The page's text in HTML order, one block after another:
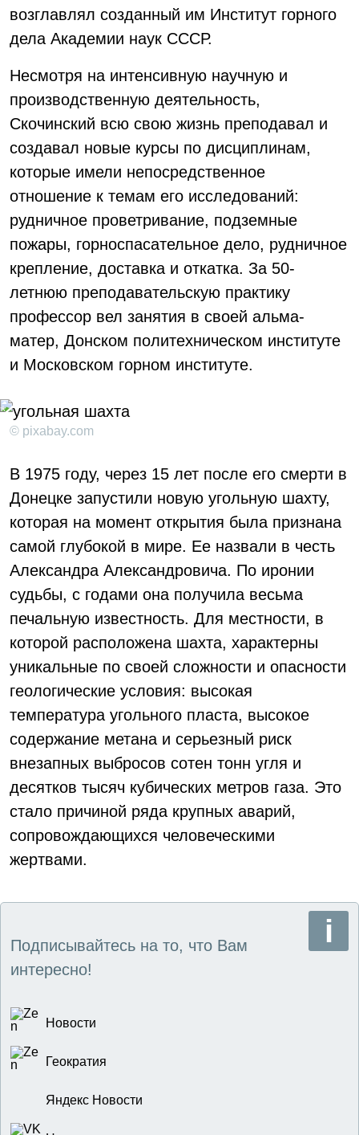
возглавлял созданный им Институт горного
дела Академии наук СССР.
Несмотря на интенсивную научную и
производственную деятельность,
Скочинский всю свою жизнь преподавал и
создавал новые курсы по дисциплинам,
которые имели непосредственное
отношение к темам его исследований:
рудничное проветривание, подземные
пожары, горноспасательное дело, рудничное
крепление, доставка и откатка. За 50-
летнюю преподавательскую практику
профессор вел занятия в своей альма-
матер, Донском политехническом институте
и Московском горном институте.
© pixabay.com
В 1975 году, через 15 лет после его смерти в
Донецке запустили новую угольную шахту,
которая на момент открытия была признана
самой глубокой в мире. Ее назвали в честь
Александра Александровича. По иронии
судьбы, с годами она получила весьма
печальную известность. Для местности, в
которой расположена шахта, характерны
уникальные по своей сложности и опасности
геологические условия: высокая
температура угольного пласта, высокое
содержание метана и серьезный риск
внезапных выбросов сотен тонн угля и
десятков тысяч кубических метров газа. Это
стало причиной ряда крупных аварий,
сопровождающихся человеческими
жертвами.
Подписывайтесь на то, что Вам
интересно!
Новости
Геократия
Яндекс Новости